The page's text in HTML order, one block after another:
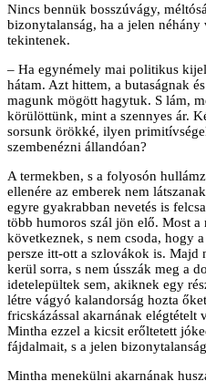
Nincs bennük bosszúvágy,
bizonytalanság, ha a jelen
tekintenek.
– Ha egynémely mai politikus
hátam. Azt hittem, a butaságnak
magunk mögött hagytuk. S lám,
körülöttünk, mint a szennyes ár.
sorsunk örökké, ilyen
szembenézni állandóan?
A termekben, s a folyosón
ellenére az emberek nem
egyre gyakrabban nevetés is
több humoros szál jön elő. Most a
következnek, s nem csoda, hogy
persze itt-ott a szlovákok is. Majd
kerül sorra, s nem ússzák meg a
idetelepültek sem, akiknek egy
létre vágyó kalandorság hozta
fricskázással akarnának elégtételt
Mintha ezzel a kicsit erőltetett
fájdalmait, s a jelen
Mintha menekülni akarnának